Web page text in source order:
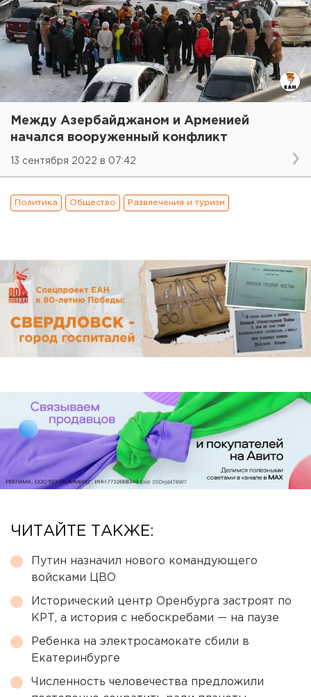
Между Азербайджаном и Арменией
начался вооруженный конфликт
13 сентября 2022 в 07:42
Политика Общество Развлечения и туризм
ЧИТАЙТЕ ТАКЖЕ:
Путин назначил нового командующего
войсками ЦВО
Исторический центр Оренбурга застроят по
КРТ, а история с небоскребами — на паузе
Ребенка на электросамокате сбили в
Екатеринбурге
Численность человечества предложили